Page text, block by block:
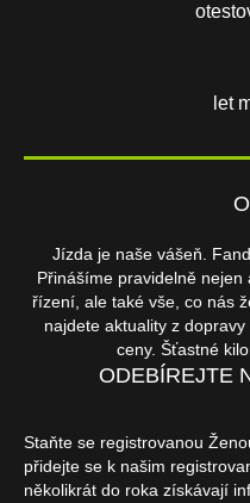
let
Jízda je naše vášeň.
Přinášíme pravidelně
řízení, ale také vše, co nás
najdete aktuality z
ceny. Šťastné
ODEBÍREJTE
Staňte se registrovanou
přidejte se k našim
několikrát do roka získávají